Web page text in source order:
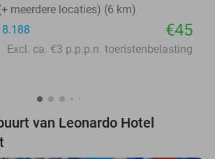
meerdere locaties) (6 km)
€45
Excl. ca. €3 p.p.p.n. toeristenbelasting
van Leonardo Hotel